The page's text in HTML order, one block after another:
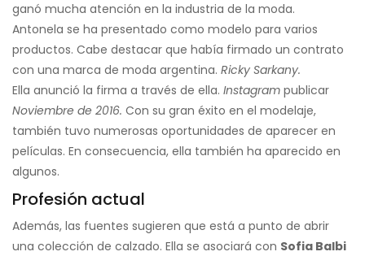
ganó mucha atención en la industria de la moda.
Antonela se ha presentado como modelo para varios
productos. Cabe destacar que había firmado un contrato
con una marca de moda argentina. Ricky Sarkany.
Ella anunció la firma a través de ella. Instagram publicar
Noviembre de 2016. Con su gran éxito en el modelaje,
también tuvo numerosas oportunidades de aparecer en
películas. En consecuencia, ella también ha aparecido en
algunos.
Profesión actual
Además, las fuentes sugieren que está a punto de abrir
una colección de calzado. Ella se asociará con Sofia Balbi